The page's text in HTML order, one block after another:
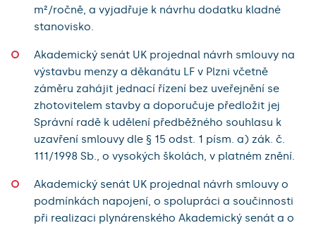
m²/ročně, a vyjadřuje k návrhu dodatku kladné
stanovisko.
Akademický senát UK projednal návrh smlouvy na
výstavbu menzy a děkanátu LF v Plzni včetně
záměru zahájit jednací řízení bez uveřejnění se
zhotovitelem stavby a doporučuje předložit jej
Správní radě k udělení předběžného souhlasu k
uzavření smlouvy dle § 15 odst. 1 písm. a) zák. č.
111/1998 Sb., o vysokých školách, v platném znění.
Akademický senát UK projednal návrh smlouvy o
podmínkách napojení, o spolupráci a součinnosti
při realizaci plynárenského Akademický senát a o